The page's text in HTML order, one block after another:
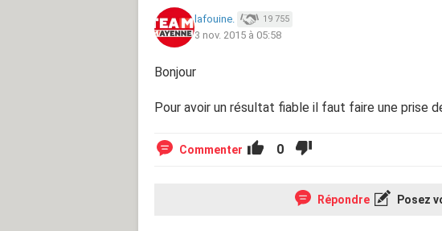
lafouine. 19 755
3 nov. 2015 à 05:58
Bonjour
Pour avoir un résultat fiable il faut faire une prise
Commenter 0
Répondre Posez